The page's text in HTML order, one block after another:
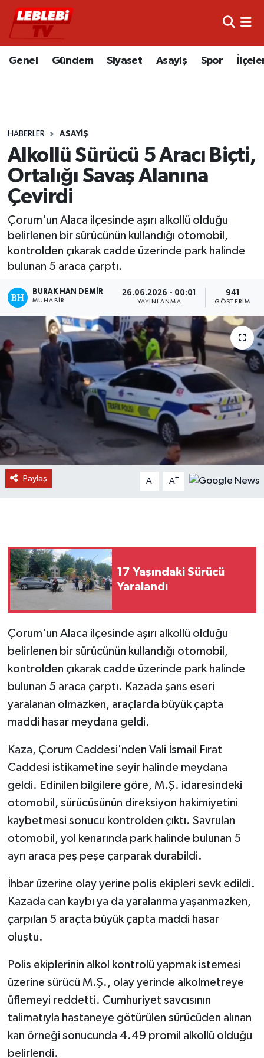
Genel Gündem Siyaset Asayiş Spor
HABERLER ASAYIŞ
Alkollü Sürücü 5 Aracı Biçti,
Ortalığı Savaş Alanına
Çevirdi
Çorum'un Alaca ilçesinde aşırı alkollü olduğu
belirlenen bir sürücünün kullandığı otomobil,
kontrolden çıkarak cadde üzerinde park halinde
bulunan 5 araca çarptı.
BURAK HAN DEMIR
MUHABIR
26.06.2026 - 00:01
YAYINLANMA
941
GÖSTERIM
Paylaş A- A+
17 Yaşındaki Sürücü
Yaralandı
Çorum'un Alaca ilçesinde aşırı alkollü olduğu
belirlenen bir sürücünün kullandığı otomobil,
kontrolden çıkarak cadde üzerinde park halinde
bulunan 5 araca çarptı. Kazada şans eseri
yaralanan olmazken, araçlarda büyük çapta
maddi hasar meydana geldi.
Kaza, Çorum Caddesi'nden Vali İsmail Fırat
Caddesi istikametine seyir halinde meydana
geldi. Edinilen bilgilere göre, M.Ş. idaresindeki
otomobil, sürücüsünün direksiyon hakimiyetini
kaybetmesi sonucu kontrolden çıktı. Savrulan
otomobil, yol kenarında park halinde bulunan 5
ayrı araca peş peşe çarparak durabildi.
İhbar üzerine olay yerine polis ekipleri sevk edildi.
Kazada can kaybı ya da yaralanma yaşanmazken,
çarpılan 5 araçta büyük çapta maddi hasar
oluştu.
Polis ekiplerinin alkol kontrolü yapmak istemesi
üzerine sürücü M.Ş., olay yerinde alkolmetreye
üflemeyi reddetti. Cumhuriyet savcısının
talimatıyla hastaneye götürülen sürücüden alınan
kan örneği sonucunda 4.49 promil alkollü olduğu
belirlendi.
Hava Durumu
Süper Lig Puan Durumu ve Fikstür
Tüm Manşetler
Son Dakika Haberleri
Haber Arşivi